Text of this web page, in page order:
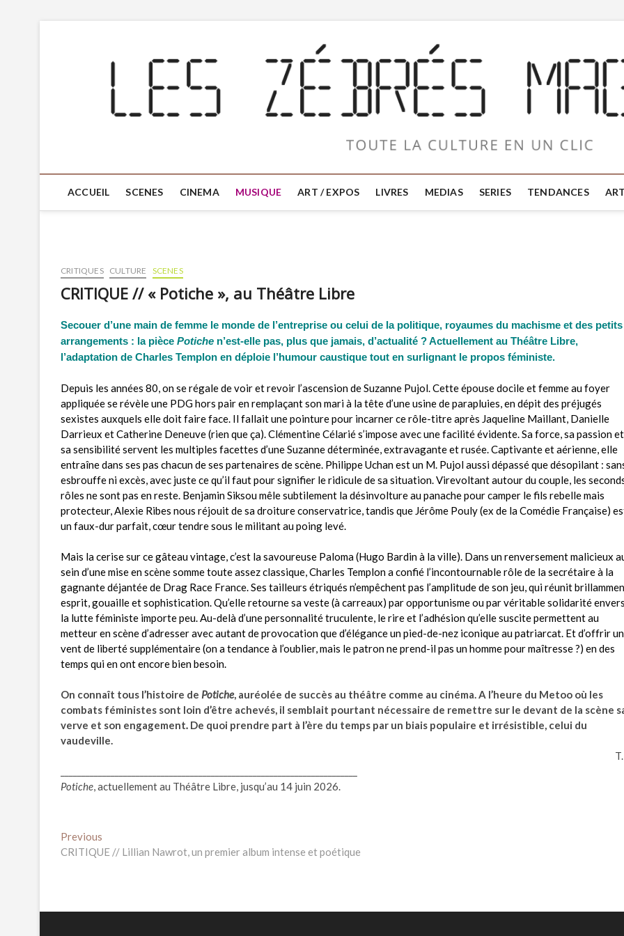
ACCUEIL SCENES CINEMA MUSIQUE ART / EXPOS LIVRES MEDIAS SERIES TENDANCES
CRITIQUES CULTURE SCENES
CRITIQUE // « Potiche », au Théâtre Libre
Secouer d’une main de femme le monde de l’entreprise ou celui de la politique, royaumes du machisme et des petits
arrangements : la pièce Potiche n’est-elle pas, plus que jamais, d’actualité ? Actuellement au Théâtre Libre,
l’adaptation de Charles Templon en déploie l’humour caustique tout en surlignant le propos féministe.
Depuis les années 80, on se régale de voir et revoir l’ascension de Suzanne Pujol. Cette épouse docile et femme au foyer
appliquée se révèle une PDG hors pair en remplaçant son mari à la tête d’une usine de parapluies, en dépit des préjugés
sexistes auxquels elle doit faire face. Il fallait une pointure pour incarner ce rôle-titre après Jaqueline Maillant, Danielle
Darrieux et Catherine Deneuve (rien que ça). Clémentine Célarié s’impose avec une facilité évidente. Sa force, sa passion et
sa sensibilité servent les multiples facettes d’une Suzanne déterminée, extravagante et rusée. Captivante et aérienne, elle
entraîne dans ses pas chacun de ses partenaires de scène. Philippe Uchan est un M. Pujol aussi dépassé que désopilant :
esbrouffe ni excès, avec juste ce qu’il faut pour signifier le ridicule de sa situation. Virevoltant autour du couple, les
rôles ne sont pas en reste. Benjamin Siksou mêle subtilement la désinvolture au panache pour camper le fils rebelle mais
protecteur, Alexie Ribes nous réjouit de sa droiture conservatrice, tandis que Jérôme Pouly (ex de la Comédie Française)
un faux-dur parfait, cœur tendre sous le militant au poing levé.
Mais la cerise sur ce gâteau vintage, c’est la savoureuse Paloma (Hugo Bardin à la ville). Dans un renversement malicieux
sein d’une mise en scène somme toute assez classique, Charles Templon a confié l’incontournable rôle de la secrétaire à la
gagnante déjantée de Drag Race France. Ses tailleurs étriqués n’empêchent pas l’amplitude de son jeu, qui réunit
esprit, gouaille et sophistication. Qu’elle retourne sa veste (à carreaux) par opportunisme ou par véritable solidarité envers
la lutte féministe importe peu. Au-delà d’une personnalité truculente, le rire et l’adhésion qu’elle suscite permettent au
metteur en scène d’adresser avec autant de provocation que d’élégance un pied-de-nez iconique au patriarcat. Et d’offrir un
vent de liberté supplémentaire (on a tendance à l’oublier, mais le patron ne prend-il pas un homme pour maîtresse ?) en des
temps qui en ont encore bien besoin.
On connaît tous l’histoire de Potiche, auréolée de succès au théâtre comme au cinéma. A l’heure du Metoo où les
combats féministes sont loin d’être achevés, il semblait pourtant nécessaire de remettre sur le devant de la scène
verve et son engagement. De quoi prendre part à l’ère du temps par un biais populaire et irrésistible, celui du
vaudeville.
Potiche , actuellement au Théâtre Libre, jusqu’au 14 juin 2026.
Navigation
de
Previous
post:
CRITIQUE // Lillian Nawrot, un premier album intense et poétique